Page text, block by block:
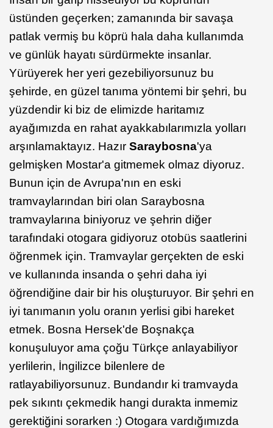
üstünden geçerken; zamanında bir savaşa
patlak vermiş bu köprü hala daha kullanımda
ve günlük hayatı sürdürmekte insanlar.
Yürüyerek her yeri gezebiliyorsunuz bu
şehirde, en güzel tanıma yöntemi bir şehri, bu
yüzdendir ki biz de elimizde haritamız
ayağımızda en rahat ayakkabılarımızla yolları
arşınlamaktayız. Hazır Saraybosna'ya
gelmişken Mostar'a gitmemek olmaz diyoruz.
Bunun için de Avrupa'nın en eski
tramvaylarından biri olan Saraybosna
tramvaylarına biniyoruz ve şehrin diğer
tarafındaki otogara gidiyoruz otobüs saatlerini
öğrenmek için. Tramvaylar gerçekten de eski
ve kullanında insanda o şehri daha iyi
öğrendiğine dair bir his oluşturuyor. Bir şehri en
iyi tanımanın yolu oranın yerlisi gibi hareket
etmek. Bosna Hersek'de Boşnakça
konuşuluyor ama çoğu Türkçe anlayabiliyor
yerlilerin, İngilizce bilenlere de
ratlayabiliyorsunuz. Bundandır ki tramvayda
pek sıkıntı çekmedik hangi durakta inmemiz
gerektiğini sorarken :) Otogara vardığımızda